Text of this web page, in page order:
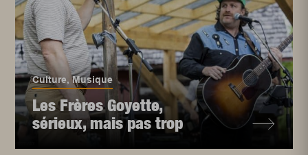
Culture,Musique
Les Frères Goyette,
sérieux, mais pas trop